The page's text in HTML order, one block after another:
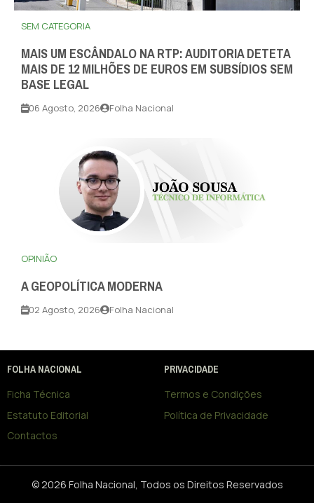
SEM CATEGORIA
MAIS UM ESCÂNDALO NA RTP: AUDITORIA DETETA
MAIS DE 12 MILHÕES DE EUROS EM SUBSÍDIOS SEM
BASE LEGAL
06 Agosto, 2026 Folha Nacional
OPINIÃO
A GEOPOLÍTICA MODERNA
02 Agosto, 2026 Folha Nacional
FOLHA NACIONAL
Ficha Técnica
Estatuto Editorial
Contactos
PRIVACIDADE
Termos e Condições
Política de Privacidade
© 2026 Folha Nacional, Todos os Direitos Reservados